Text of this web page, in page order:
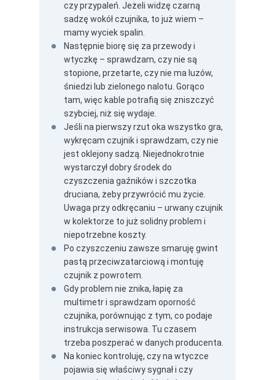
czy przypaleń. Jeżeli widzę czarną
sadzę wokół czujnika, to już wiem –
mamy wyciek spalin.
Następnie biorę się za przewody i
wtyczkę – sprawdzam, czy nie są
stopione, przetarte, czy nie ma luzów,
śniedzi lub zielonego nalotu. Gorąco
tam, więc kable potrafią się zniszczyć
szybciej, niż się wydaje.
Jeśli na pierwszy rzut oka wszystko gra,
wykręcam czujnik i sprawdzam, czy nie
jest oklejony sadzą. Niejednokrotnie
wystarczył dobry środek do
czyszczenia gaźników i szczotka
druciana, żeby przywrócić mu życie.
Uwaga przy odkręcaniu – urwany czujnik
w kolektorze to już solidny problem i
niepotrzebne koszty.
Po czyszczeniu zawsze smaruję gwint
pastą przeciwzatarciową i montuję
czujnik z powrotem.
Gdy problem nie znika, łapię za
multimetr i sprawdzam oporność
czujnika, porównując z tym, co podaje
instrukcja serwisowa. Tu czasem
trzeba poszperać w danych producenta.
Na koniec kontroluję, czy na wtyczce
pojawia się właściwy sygnał i czy